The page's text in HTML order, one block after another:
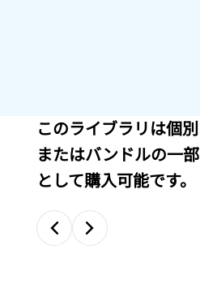
このライブラリは個別
またはバンドルの一部
として購入可能です。